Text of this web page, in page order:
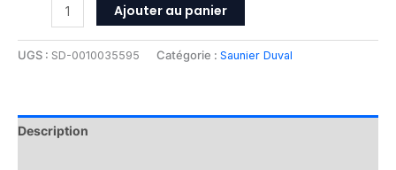
Ajouter au panier
UGS : SD-0010035595 Catégorie : Saunier Duval
Description